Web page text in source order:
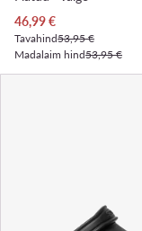
Praegune hind
46,99€
Tavahind53,95 €
Madalaim hind53,95 €